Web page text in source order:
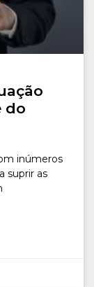
do
inúmeros
suprir as